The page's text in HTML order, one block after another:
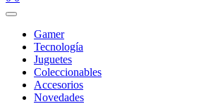
Gamer
Tecnología
Juguetes
Coleccionables
Accesorios
Novedades